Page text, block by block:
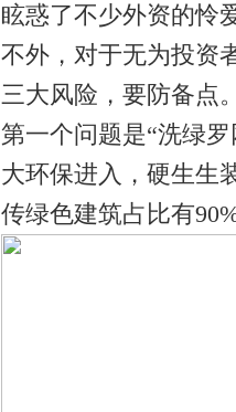
眩惑了不少外资的怜
不外，对于无为投资
三大风险，要防备点
第一个问题是“洗绿
大环保进入，硬生生
传绿色建筑占比有